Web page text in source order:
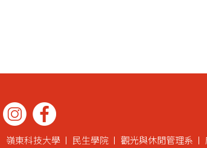
嶺東科技大學 民生學院 觀光與休閒管理系